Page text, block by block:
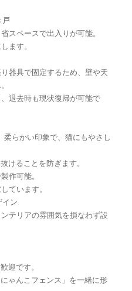
戸
スペースで出入りが可能。
ます。
器具で固定するため、壁や天
退去時も現状復帰が可能で
柔らかい印象で、猫にもやさし
けることを防ぎます。
作可能。
ています。
イン
テリアの雰囲気を損なわず設
迎です。
ゃんこフェンス」を一緒に形